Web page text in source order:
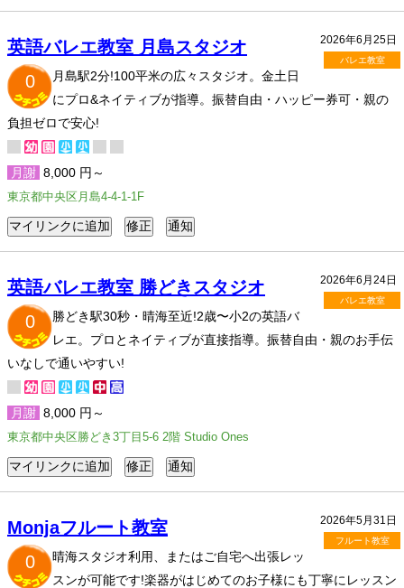
2026年6月25日
バレエ教室
英語バレエ教室 月島スタジオ
0
月島駅2分!100平米の広々スタジオ。金土日
にプロ&ネイティブが指導。振替自由・ハッピー券可・親の
負担ゼロで安心!
月謝 8,000 円～
東京都中央区月島4-4-1-1F
2026年6月24日
バレエ教室
英語バレエ教室 勝どきスタジオ
0
勝どき駅30秒・晴海至近!2歳〜小2の英語バ
レエ。プロとネイティブが直接指導。振替自由・親のお手伝
いなしで通いやすい!
月謝 8,000 円～
東京都中央区勝どき3丁目5-6 2階 Studio Ones
2026年5月31日
フルート教室
Monjaフルート教室
0
晴海スタジオ利用、またはご自宅へ出張レッ
スンが可能です!楽器がはじめてのお子様にも丁寧にレッスン